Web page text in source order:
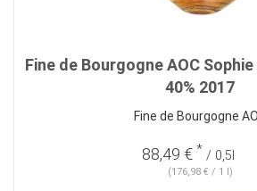
Fine de Bourgogne AOC
40% 2017
Fine de Bourgogne
88,49 € * / 0,5l
(176,98 € / 1 l)